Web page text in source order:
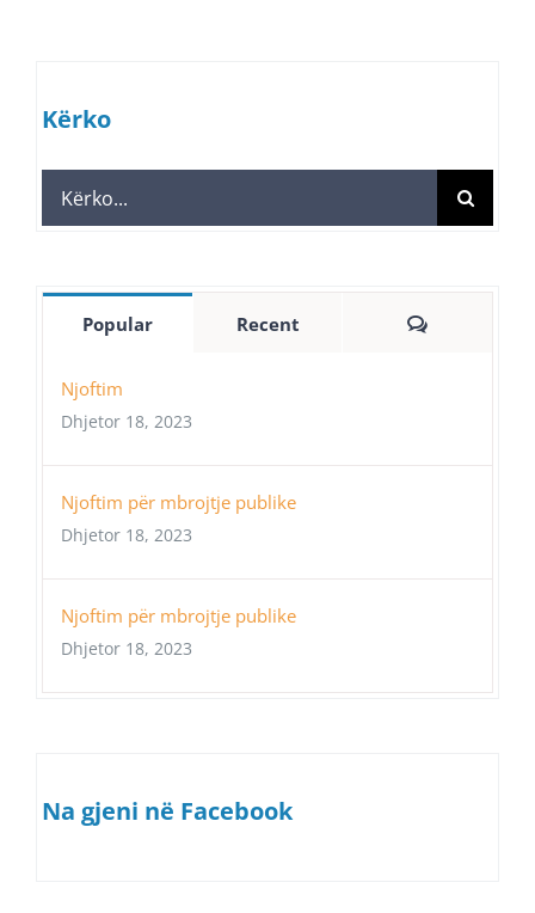
Kërko
Search
for:
Popular Recent Comments
Njoftim
Dhjetor 18, 2023
Njoftim për mbrojtje publike
Dhjetor 18, 2023
Njoftim për mbrojtje publike
Dhjetor 18, 2023
Na gjeni në Facebook